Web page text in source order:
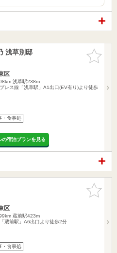
お気に入
りに追加
浅草別邸
区
浅草駅238m
レス線「浅草駅」A1出口(EV有り)より徒歩
・食事処
の宿泊プランを見る
お気に入
りに追加
区
蔵前駅423m
蔵前駅」A6出口より徒歩2分
・食事処